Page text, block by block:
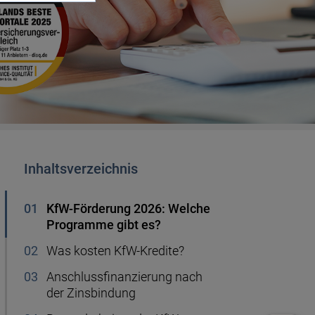
Ablauf Hauskauf
50.000 Euro anlegen
Musterdepot
Firmendepot
Festgeld anlegen
Sparen für Kinder
Altersvorsorge
Kredit für Rentner
Sanierungskredit
50.000 Euro Kredit
Gas sparen
Heizkosten
Handyvertrag kündigen
Wie viel Mbit brauche ich?
Inhaltsverzeichnis
KfW-Förderung 2026: Welche
Programme gibt es?
Was kosten KfW-Kredite?
Anschlussfinanzierung nach
der Zinsbindung